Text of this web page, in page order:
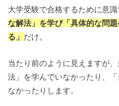
大学受験で合格するために意
な解法」を学び「具体的な問
る」 だけ。
当たり前のように見えますが
法」を学んでいなかったり、
なかったりします。